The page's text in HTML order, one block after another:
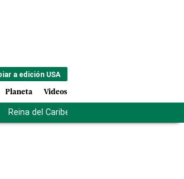
a edición USA
Planeta Videos
Reina del Caribe